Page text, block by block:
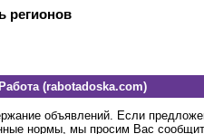
регионов
(rabotadoska.com)
объявлений. Если
нормы, мы просим Вас